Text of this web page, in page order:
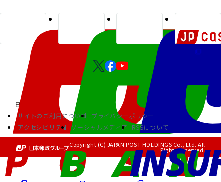
サイトのご利用について
プライバシーポリシー
アクセシビリティ
ソーシャルメディア RSSについて
Copyright (C) JAPAN POST HOLDINGS Co., Ltd. All
Rights Reserved.